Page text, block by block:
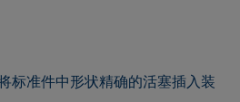
标准件中形状精确的活塞插入装